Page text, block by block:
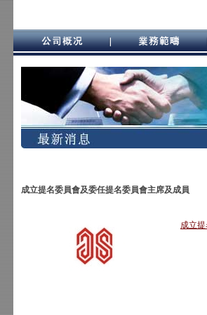
成立提名委員會及委任提名委員會主席及成員
成立